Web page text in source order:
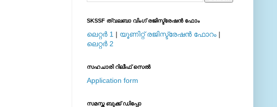
SKSSF ത്വലബാ വിംഗ് രജിസ്ട്രേഷന്‍ ഫോം
ലെറ്റര്‍ 1 | യൂണിറ്റ് രജിസ്ട്രേഷന്‍ ഫോറം |
ലെറ്റര്‍ 2
സഹചാരി റിലീഫ് സെല്‍
Application form
സമസ്ത ബുക്ക് ഡിപ്പോ